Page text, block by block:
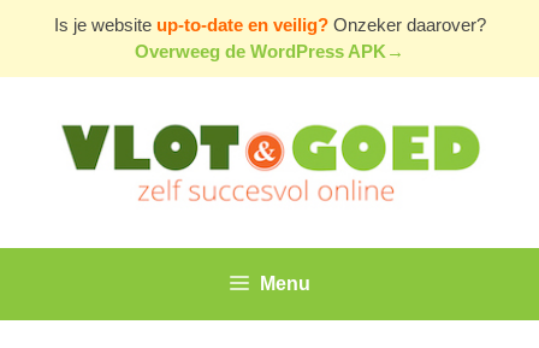
de
Is je website up-to-date en veilig? Onzeker daarover?
Overweeg de WordPress APK→
Menu